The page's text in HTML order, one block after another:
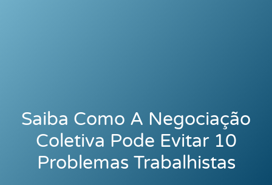
Saiba Como A Negociação
Coletiva Pode Evitar 10
Problemas Trabalhistas